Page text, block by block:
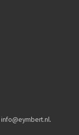
info@eymbert.nl.